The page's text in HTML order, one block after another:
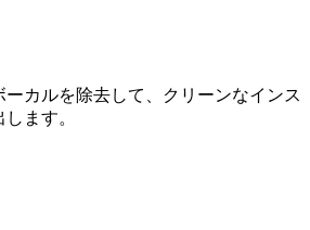
カルを除去して、クリーンなインス
ます。